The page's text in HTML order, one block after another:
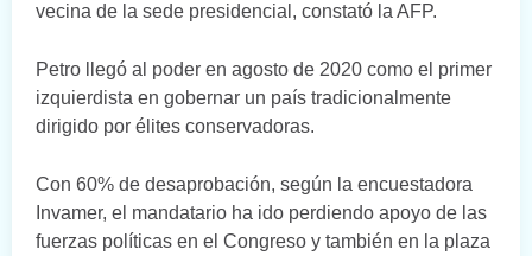
vecina de la sede presidencial, constató la AFP.
Petro llegó al poder en agosto de 2020 como el primer
izquierdista en gobernar un país tradicionalmente
dirigido por élites conservadoras.
Con 60% de desaprobación, según la encuestadora
Invamer, el mandatario ha ido perdiendo apoyo de las
fuerzas políticas en el Congreso y también en la plaza